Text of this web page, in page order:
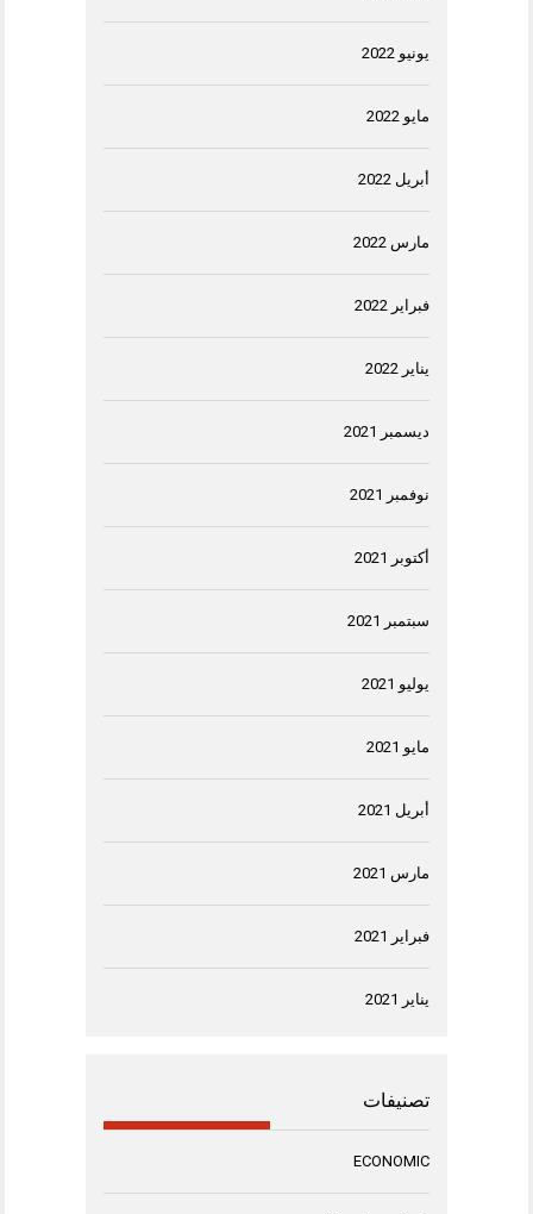
يونيو 2022
مايو 2022
أبريل 2022
مارس 2022
فبراير 2022
يناير 2022
ديسمبر 2021
نوفمبر 2021
أكتوبر 2021
سبتمبر 2021
يوليو 2021
مايو 2021
أبريل 2021
مارس 2021
فبراير 2021
يناير 2021
تصنيفات
ECONOMIC